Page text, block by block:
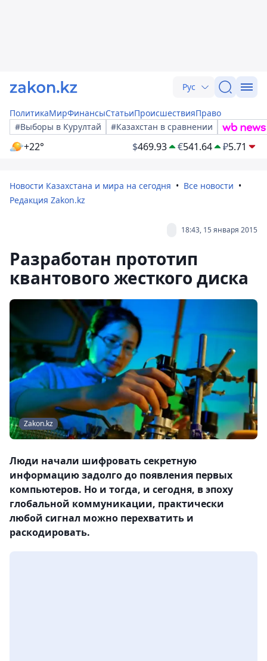
Рус
ПолитикаМирФинансыСтатьиПроисшествияПраво
#Выборы в Курултай
#Казахстан в сравнении
+22° $469.93 €541.64 ₽5.71
Новости Казахстана и мира на сегодня
Все новости
Редакция Zakon.kz
18:43, 15 января 2015
Разработан прототип
квантового жесткого диска
Zakon.kz
Люди начали шифровать секретную
информацию задолго до появления первых
компьютеров. Но и тогда, и сегодня, в эпоху
глобальной коммуникации, практически
любой сигнал можно перехватить и
раскодировать.